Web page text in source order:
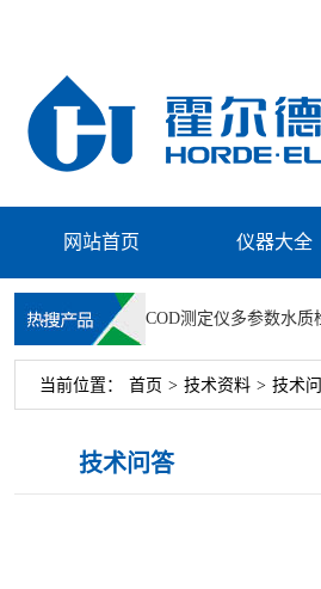
网站首页 仪器大全
COD测定仪多参数水质
当前位置： 首页 > 技术资料 > 技术
技术问答